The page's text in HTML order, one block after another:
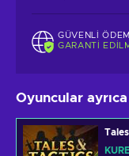
GÜVENLI
GARANTI
Oyuncular